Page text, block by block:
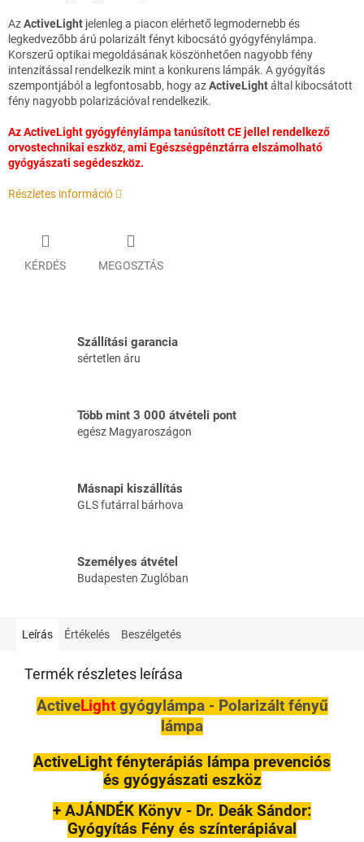
AzActiveLight jelenleg a piacon elérhető legmodernebb és
legkedvezőbb árú polarizált fényt kibocsátó gyógyfénylámpa.
Korszerű optikai megoldásának köszönhetően nagyobb fény
intenzitással rendelkezik mint a konkurens lámpák. A gyógyítás
szempontjából a legfontosabb, hogy azActiveLightáltal kibocsátott
fény nagyobb polarizációval rendelkezik.
Az ActiveLight gyógyfénylámpa tanúsított CE jellel rendelkező
orvostechnikai eszköz, ami Egészségpénztárra elszámolható
gyógyászati segédeszköz.
Részletes információ
KÉRDÉS MEGOSZTÁS
Szállítási garancia
sértetlen áru
Több mint 3 000 átvételi pont
egész Magyaroszágon
Másnapi kiszállítás
GLS futárral bárhova
Személyes átvétel
Budapesten Zuglóban
Leírás Értékelés Beszélgetés
Termék részletes leírása
ActiveLightgyógylámpa - Polarizált fényű
lámpa
ActiveLight fényterápiás lámpa prevenciós
és gyógyászati eszköz
+ AJÁNDÉK Könyv - Dr. Deák Sándor:
Gyógyítás Fény és színterápiával